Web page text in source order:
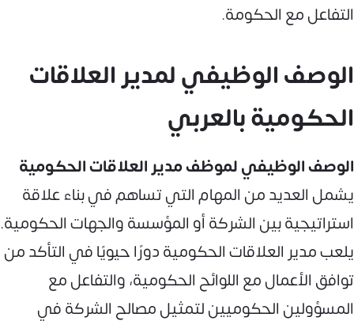
التفاعل مع الحكومة.
الوصف الوظيفي لمدير العلاقات
الحكومية بالعربي
الوصف الوظيفي لموظف مدير العلاقات الحكومية
يشمل العديد من المهام التي تساهم في بناء علاقة
استراتيجية بين الشركة أو المؤسسة والجهات الحكومية.
يلعب مدير العلاقات الحكومية دورًا حيويًا في التأكد من
توافق الأعمال مع اللوائح الحكومية، والتفاعل مع
المسؤولين الحكوميين لتمثيل مصالح الشركة في